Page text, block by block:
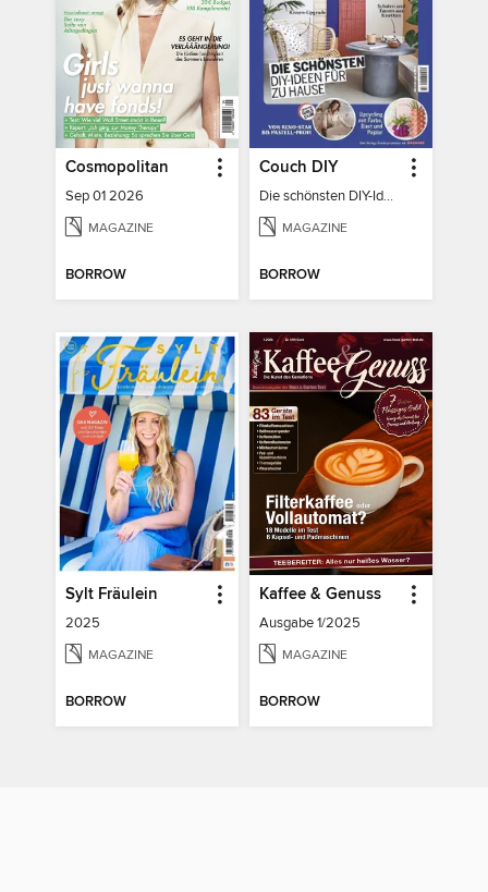
Cosmopolitan
Sep 01 2026
MAGAZINE
BORROW
Couch DIY
Die schönsten DIY-Ideen für zu Hause
MAGAZINE
BORROW
Sylt Fräulein
2025
MAGAZINE
BORROW
Kaffee & Genuss
Ausgabe 1/2025
MAGAZINE
BORROW